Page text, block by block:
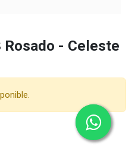
Rosado - Celeste